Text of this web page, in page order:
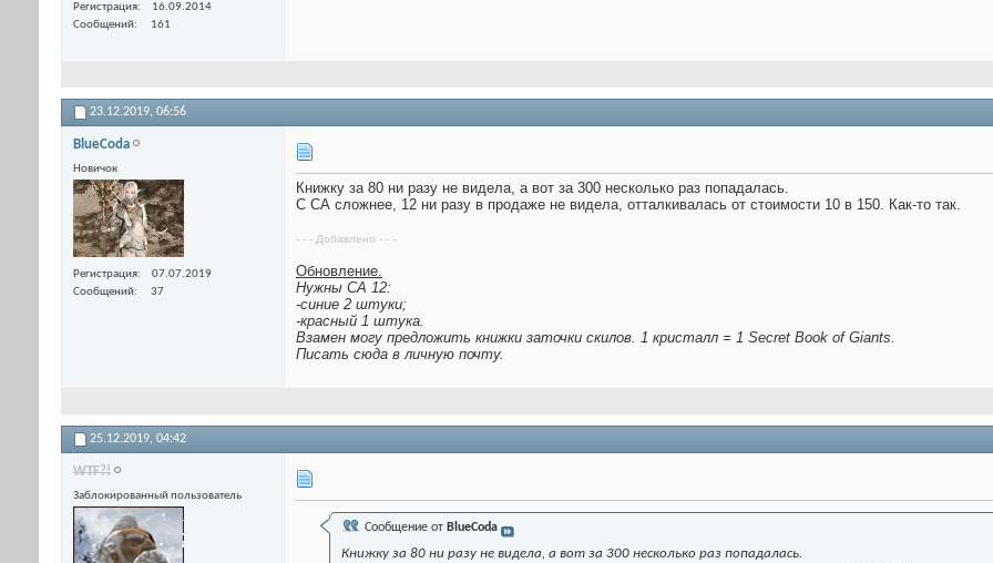
Регистрация
16.09.2014
Сообщений
161
23.12.2019, 06:56
BlueCoda
Новичок
Регистрация
07.07.2019
Сообщений
37
Книжку за 80 ни разу не видела, а вот за 300 несколько раз попадалась.
С СА сложнее, 12 ни разу в продаже не видела, отталкивалась от стоимости 10 в 150. Как-то так.
- - - Добавлено - - -
Обновление.
Нужны СА 12:
-синие 2 штуки;
-красный 1 штука.
Взамен могу предложить книжки заточки скилов. 1 кристалл = 1 Secret Book of Giants.
Писать сюда в личную почту.
25.12.2019, 04:42
WTF?!
Заблокированный пользователь
Сообщение от BlueCoda
Книжку за 80 ни разу не видела, а вот за 300 несколько раз попадалась.